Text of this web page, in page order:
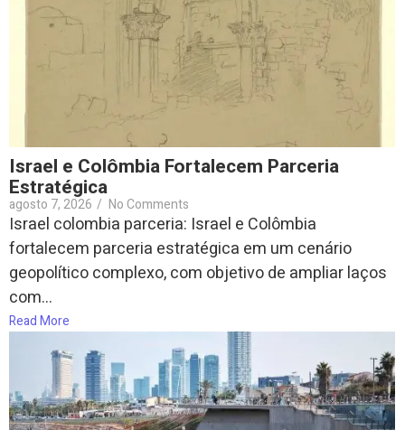
Israel e Colômbia Fortalecem Parceria
Estratégica
agosto 7, 2026 / No Comments
Israel colombia parceria: Israel e Colômbia
fortalecem parceria estratégica em um cenário
geopolítico complexo, com objetivo de ampliar laços
com...
Read More